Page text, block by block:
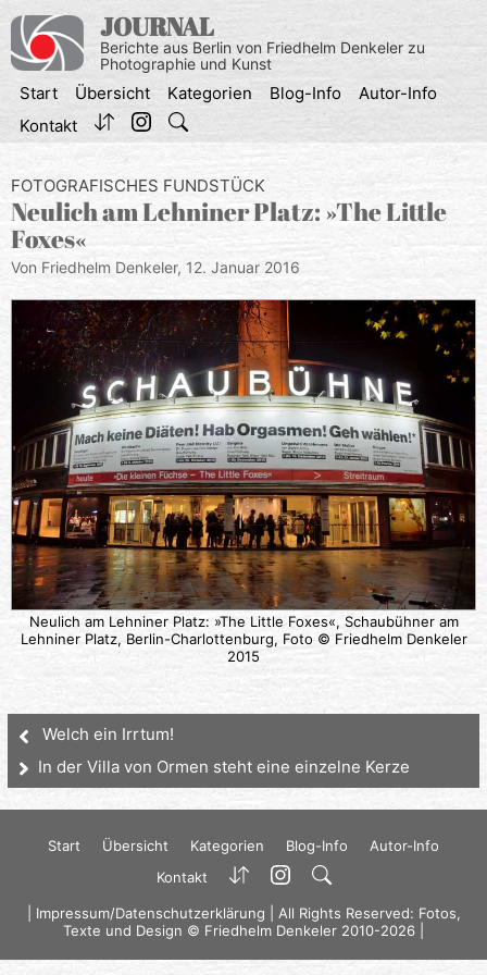
Inhalt
springen
JOURNAL
Berichte aus Berlin von Friedhelm Denkeler zu
Photographie und Kunst
Start Übersicht Kategorien Blog-Info
Autor-Info
Kontakt
FOTOGRAFISCHES FUNDSTÜCK
Neulich am Lehniner Platz: »The Little
Foxes«
Von Friedhelm Denkeler, 12. Januar 2016
Neulich am Lehniner Platz: »The Little Foxes«, Schaubühner am
Lehniner Platz, Berlin-Charlottenburg, Foto © Friedhelm Denkeler
2015
Welch ein Irrtum!
In der Villa von Ormen steht eine einzelne Kerze
Start Übersicht Kategorien Blog-Info
Autor-Info
Kontakt
Impressum/Datenschutzerklärung | All Rights Reserved: Fotos,
Texte und Design © Friedhelm Denkeler 2010-2026 |